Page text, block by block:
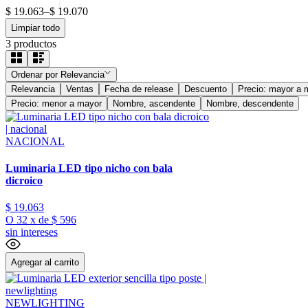
$ 19.063–$ 19.070
Limpiar todo
3 productos
Ordenar por Relevancia
Relevancia
Ventas Fecha de release Descuento
Precio: mayor a
Precio: menor a mayor
Nombre, ascendente Nombre, descendente
NACIONAL
Luminaria LED tipo nicho con bala
dicroico
$ 19.063
O 32 x de $ 596
sin intereses
Agregar al carrito
NEWLIGHTING